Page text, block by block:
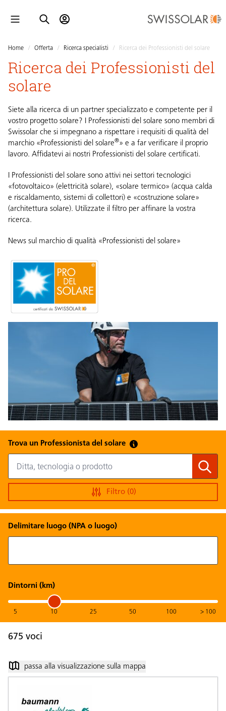
Home / Offerta / Ricerca specialisti / Ricerca dei Professionisti del solare
Ricerca dei Professionisti del
solare
Siete alla ricerca di un partner specializzato e competente per il
vostro progetto solare? I Professionisti del solare sono membri di
Swissolar che si impegnano a rispettare i requisiti di qualità del
marchio «Professionisti del solare®» e a far verificare il proprio
lavoro. Affidatevi ai nostri Professionisti del solare certificati.
I Professionisti del solare sono attivi nei settori tecnologici
«fotovoltaico» (elettricità solare), «solare termico» (acqua calda
e riscaldamento, sistemi di collettori) e «costruzione solare»
(architettura solare). Utilizzate il filtro per affinare la vostra
ricerca.
News sul marchio di qualità «Professionisti del solare»
Trova un Professionista del solare
Filtro (0)
Delimitare luogo (NPA o luogo)
Dintorni (km)
5 10 25 50 100 > 100
675 voci
passa alla visualizzazione sulla mappa